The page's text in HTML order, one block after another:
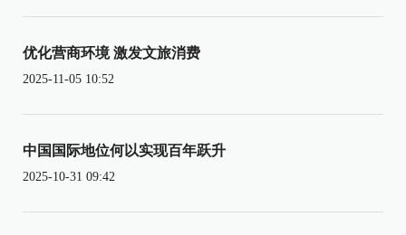
优化营商环境 激发文旅消费
2025-11-05 10:52
中国国际地位何以实现百年跃升
2025-10-31 09:42